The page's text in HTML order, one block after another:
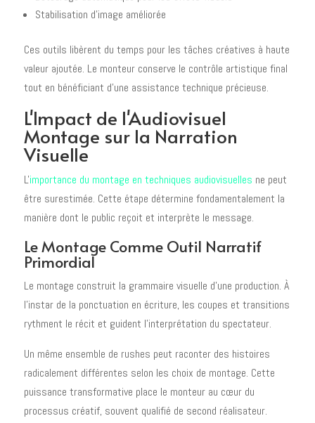
Stabilisation d'image améliorée
Ces outils libèrent du temps pour les tâches créatives à haute
valeur ajoutée. Le monteur conserve le contrôle artistique final
tout en bénéficiant d'une assistance technique précieuse.
L'Impact de l'Audiovisuel
Montage sur la Narration
Visuelle
L'importance du montage en techniques audiovisuelles ne peut
être surestimée. Cette étape détermine fondamentalement la
manière dont le public reçoit et interprète le message.
Le Montage Comme Outil Narratif
Primordial
Le montage construit la grammaire visuelle d'une production. À
l'instar de la ponctuation en écriture, les coupes et transitions
rythment le récit et guident l'interprétation du spectateur.
Un même ensemble de rushes peut raconter des histoires
radicalement différentes selon les choix de montage. Cette
puissance transformative place le monteur au cœur du
processus créatif, souvent qualifié de second réalisateur.